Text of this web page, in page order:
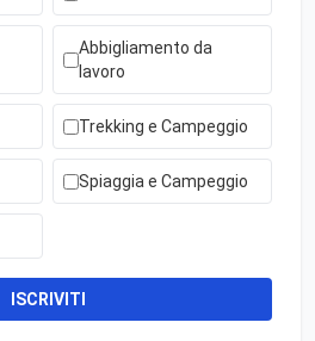
Abbigliamento da
lavoro
Trekking e Campeggio
Spiaggia e Campeggio
ISCRIVITI